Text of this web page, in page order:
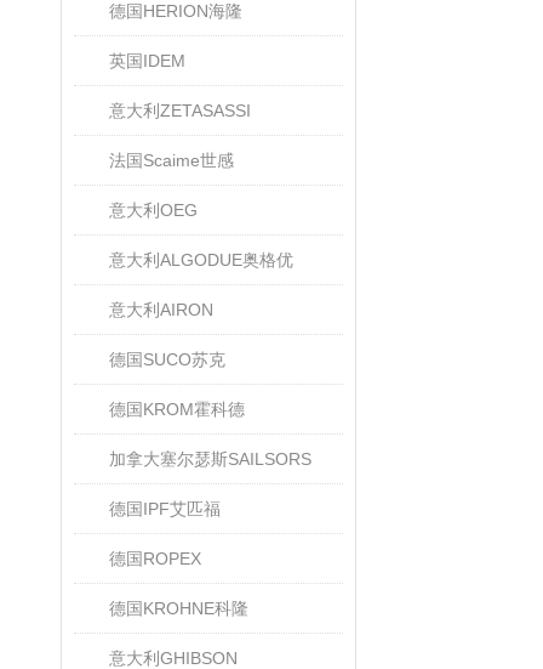
德国HERION海隆
英国IDEM
意大利ZETASASSI
法国Scaime世感
意大利OEG
意大利ALGODUE奥格优
意大利AIRON
德国SUCO苏克
德国KROM霍科德
加拿大塞尔瑟斯SAILSORS
德国IPF艾匹福
德国ROPEX
德国KROHNE科隆
意大利GHIBSON